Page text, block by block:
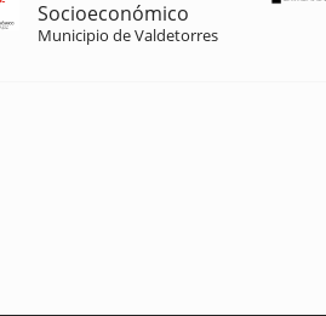
Socioeconómico
Municipio de Valdetorres